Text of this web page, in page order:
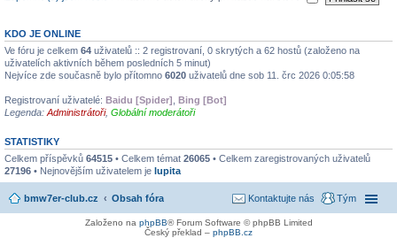
KDO JE ONLINE
Ve fóru je celkem 64 uživatelů :: 2 registrovaní, 0 skrytých a 62 hostů (založeno na
uživatelích aktivních během posledních 5 minut)
Nejvíce zde současně bylo přítomno 6020 uživatelů dne sob 11. črc 2026 0:05:58
Registrovaní uživatelé: Baidu [Spider] Bing [Bot]
Legenda: Administrátoři, Globální moderátoři
STATISTIKY
Celkem příspěvků 64515 • Celkem témat 26065 • Celkem zaregistrovaných uživatelů
27196 • Nejnovějším uživatelem je lupita
bmw7er-club.cz Obsah fóra Tým
Kontaktujte nás
Založeno na phpBB® Forum Software © phpBB Limited
Český překlad – phpBB.cz